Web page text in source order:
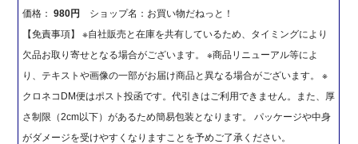
価格：980円
ショップ名：お買い物だねっと！
【免責事項】 ※自社販売と在庫を共有しているため、タイミングにより
欠品お取り寄せとなる場合がございます。 ※商品リニューアル等によ
り、テキストや画像の一部がお届け商品と異なる場合がございます。 ※
クロネコDM便はポスト投函です。代引きはご利用できません。また、厚
さ制限（2cm以下）があるため簡易包装となります。 パッケージや中身
がダメージを受けやすくなりますことを予めご了承ください。